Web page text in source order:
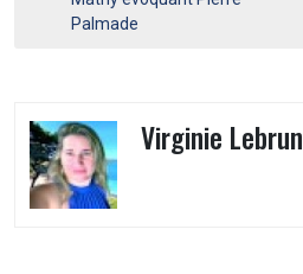
l’article
Palmade
Virginie Lebrun